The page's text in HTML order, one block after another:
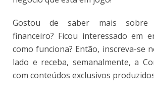
Gostou de saber mais sobre
financeiro? Ficou interessado em
como funciona? Então, inscreva-se
lado e receba, semanalmente, a
com conteúdos exclusivos